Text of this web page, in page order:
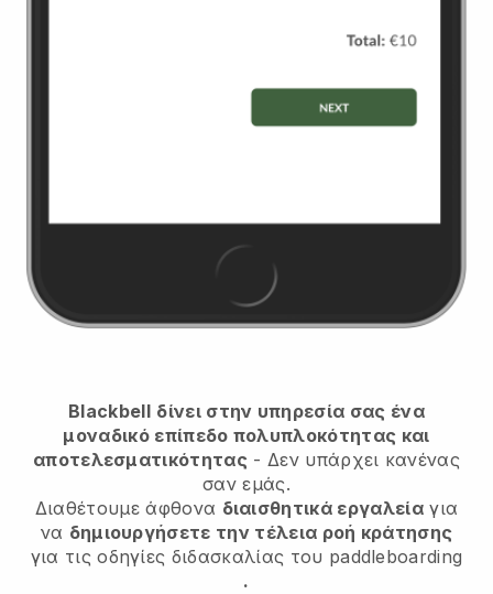
Blackbell δίνει στην υπηρεσία σας ένα
μοναδικό επίπεδο πολυπλοκότητας και
αποτελεσματικότητας - Δεν υπάρχει κανένας
σαν εμάς.
Διαθέτουμε άφθονα διαισθητικά εργαλείαγια
να δημιουργήσετε την τέλεια ροή κράτησης
για τις οδηγίες διδασκαλίας του paddleboarding
.